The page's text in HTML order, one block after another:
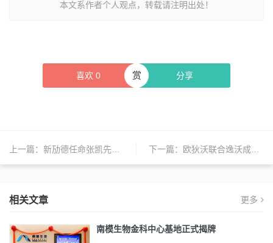
本文系作者个人观点，转载请注明出处！
喜欢 0 分享
赏
上一篇： 新劢德任命张凯先生为高级商务开发总监 下一篇： 欧狄沃联合逸沃成为中国首个、目前唯一获批用于肝细胞癌一线治疗的双免疫联合疗法
相关文章 更多
南模生物金科中心基地正式揭牌